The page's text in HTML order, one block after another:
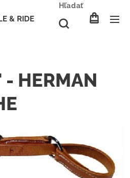
& RIDE
Hľadať
- HERMAN